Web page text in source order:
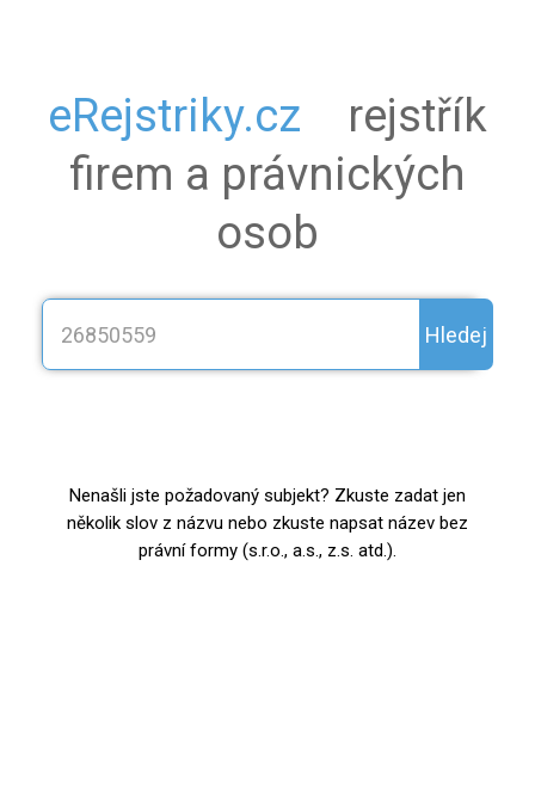
eRejstriky.cz
rejstřík
firem a právnických
osob
Hledej
Nenašli jste požadovaný subjekt? Zkuste zadat jen
několik slov z názvu nebo zkuste napsat název bez
právní formy (s.r.o., a.s., z.s. atd.).